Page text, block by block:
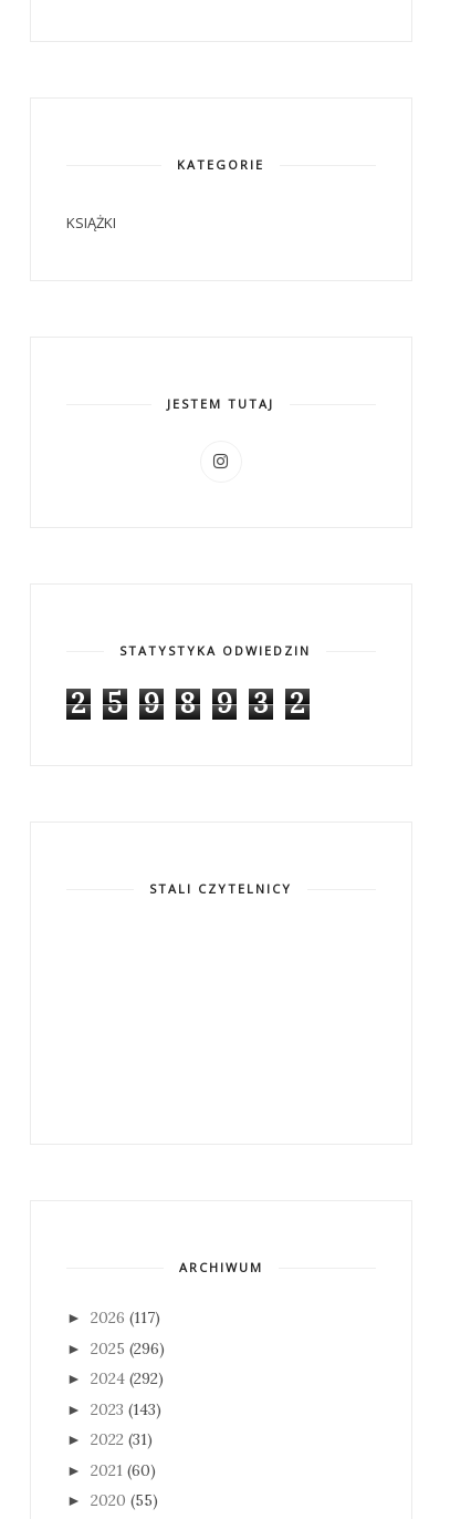
KATEGORIE
KSIĄŻKI
JESTEM TUTAJ
STATYSTYKA ODWIEDZIN
2 5 9 8 9 3 2
STALI CZYTELNICY
ARCHIWUM
► 2026 (117)
► 2025 (296)
► 2024 (292)
► 2023 (143)
► 2022 (31)
► 2021 (60)
► 2020 (55)